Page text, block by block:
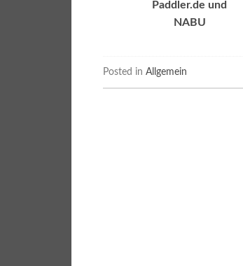
Posted in Allgemein